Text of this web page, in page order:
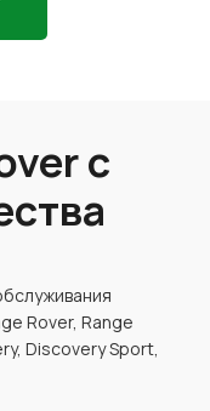
с
Rover, Range
Discovery Sport,